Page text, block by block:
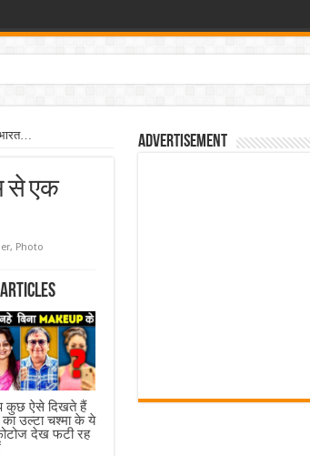
से एक
, Photo
कुछ ऐसे दिखते हैं
का उल्टा चश्मा के ये
देख फटी रह
Advertisement